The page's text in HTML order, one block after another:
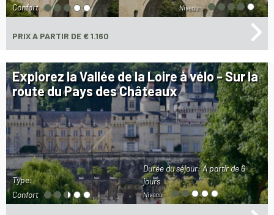
Niveau:
Confort
PRIXA PARTIR DE € 1.160
Explorez la Vallée de la Loire à vélo - Sur la
route du Pays des Châteaux
Durée du séjour:A partir de 6
jours
Niveau:
Type:
Confort